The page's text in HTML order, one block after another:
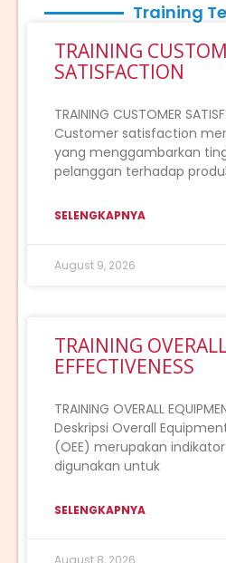
Training
TRAINING
SATISFACTION
TRAINING CUSTOMER
Customer satisfaction
yang menggambarkan
pelanggan terhadap
SELENGKAPNYA
August 9, 2026
TRAINING
EFFECTIVENESS
TRAINING OVERALL
Deskripsi Overall
(OEE) merupakan
digunakan untuk
SELENGKAPNYA